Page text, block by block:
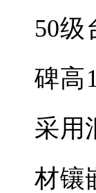
50级
碑高
采用
材镶